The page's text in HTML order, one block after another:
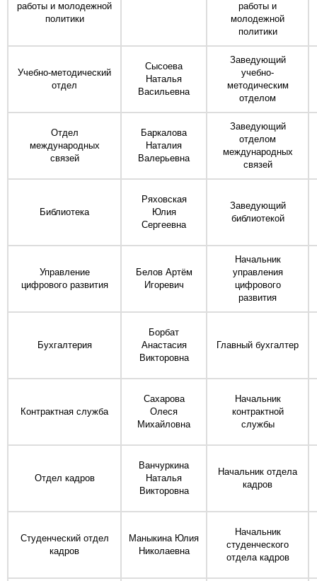
работы и молодежной
политики
работы и
молодежной
политики
Учебно-методический
отдел
Сысоева
Наталья
Васильевна
Заведующий
учебно-
методическим
отделом
Отдел
международных
связей
Баркалова
Наталия
Валерьевна
Заведующий
отделом
международных
связей
Библиотека
Ряховская
Юлия
Сергеевна
Заведующий
библиотекой
Управление
цифрового развития
Белов Артём
Игоревич
Начальник
управления
цифрового
развития
Бухгалтерия
Борбат
Анастасия
Викторовна
Главный бухгалтер
Контрактная служба
Сахарова
Олеся
Михайловна
Начальник
контрактной
службы
Отдел кадров
Ванчуркина
Наталья
Викторовна
Начальник отдела
кадров
Студенческий отдел
кадров
Маныкина Юлия
Николаевна
Начальник
студенческого
отдела кадров